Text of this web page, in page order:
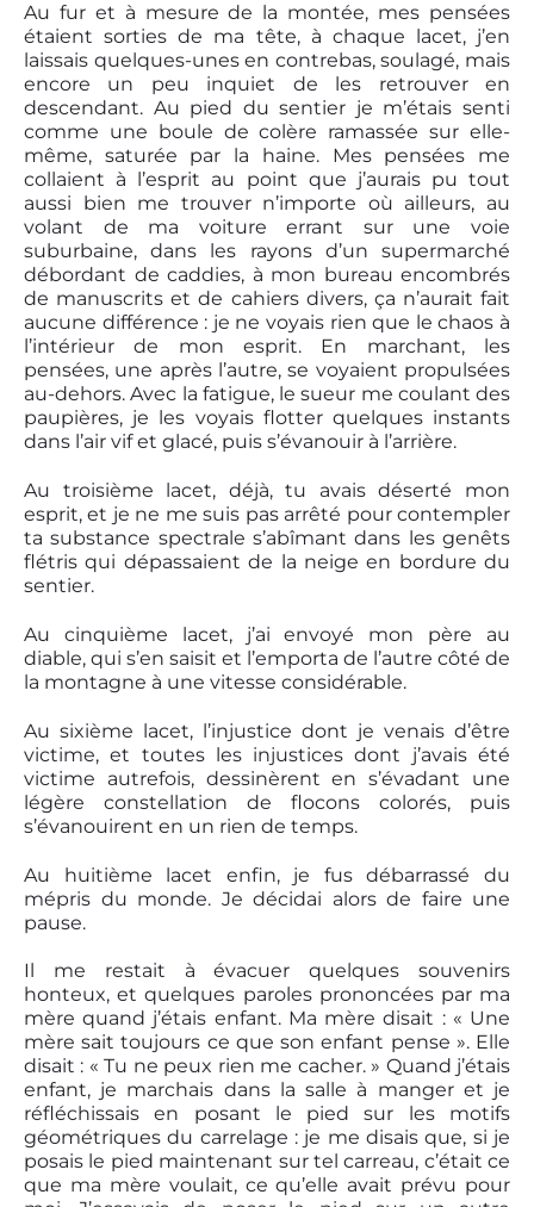
Au fur et à mesure de la montée, mes pensées
étaient sorties de ma tête, à chaque lacet, j’en
laissais quelques-unes en contrebas, soulagé, mais
encore un peu inquiet de les retrouver en
descendant. Au pied du sentier je m’étais senti
comme une boule de colère ramassée sur elle-
même, saturée par la haine. Mes pensées me
collaient à l’esprit au point que j’aurais pu tout
aussi bien me trouver n’importe où ailleurs, au
volant de ma voiture errant sur une voie
suburbaine, dans les rayons d’un supermarché
débordant de caddies, à mon bureau encombrés
de manuscrits et de cahiers divers, ça n’aurait fait
aucune différence : je ne voyais rien que le chaos à
l’intérieur de mon esprit. En marchant, les
pensées, une après l’autre, se voyaient propulsées
au-dehors. Avec la fatigue, le sueur me coulant des
paupières, je les voyais flotter quelques instants
dans l’air vif et glacé, puis s’évanouir à l’arrière.
Au troisième lacet, déjà, tu avais déserté mon
esprit, et je ne me suis pas arrêté pour contempler
ta substance spectrale s’abîmant dans les genêts
flétris qui dépassaient de la neige en bordure du
sentier.
Au cinquième lacet, j’ai envoyé mon père au
diable, qui s’en saisit et l’emporta de l’autre côté de
la montagne à une vitesse considérable.
Au sixième lacet, l’injustice dont je venais d’être
victime, et toutes les injustices dont j’avais été
victime autrefois, dessinèrent en s’évadant une
légère constellation de flocons colorés, puis
s’évanouirent en un rien de temps.
Au huitième lacet enfin, je fus débarrassé du
mépris du monde. Je décidai alors de faire une
pause.
Il me restait à évacuer quelques souvenirs
honteux, et quelques paroles prononcées par ma
mère quand j’étais enfant. Ma mère disait : « Une
mère sait toujours ce que son enfant pense ». Elle
disait : « Tu ne peux rien me cacher. » Quand j’étais
enfant, je marchais dans la salle à manger et je
réfléchissais en posant le pied sur les motifs
géométriques du carrelage : je me disais que, si je
posais le pied maintenant sur tel carreau, c’était ce
que ma mère voulait, ce qu’elle avait prévu pour